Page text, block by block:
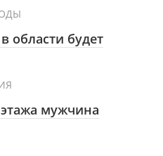
области будет
мужчина